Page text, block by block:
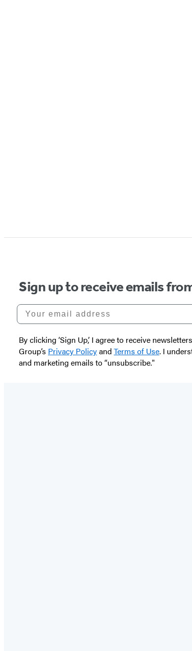
Sign up to receive emails
Your email address
By clicking ‘Sign Up,’ I agree to receive
Group’s Privacy Policyand Terms of Use. I
and marketing emails to “unsubscribe."